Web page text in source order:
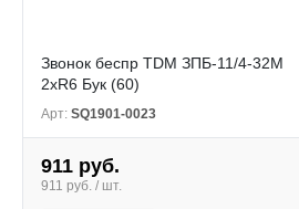
Звонок беспр TDM ЗПБ-11/4-32М
2хR6 Бук (60)
Арт: SQ1901-0023
911 руб.
911 руб. / шт.